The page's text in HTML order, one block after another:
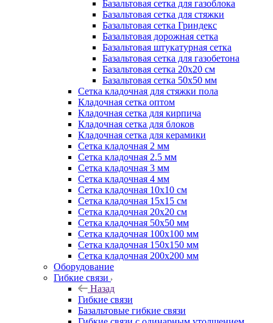
Базальтовая сетка для газоблока
Базальтовая сетка для стяжки
Базальтовая сетка Гриндекс
Базальтовая дорожная сетка
Базальтовая штукатурная сетка
Базальтовая сетка для газобетона
Базальтовая сетка 20x20 см
Базальтовая сетка 50x50 мм
Сетка кладочная для стяжки пола
Кладочная сетка оптом
Кладочная сетка для кирпича
Кладочная сетка для блоков
Кладочная сетка для керамики
Сетка кладочная 2 мм
Сетка кладочная 2.5 мм
Сетка кладочная 3 мм
Сетка кладочная 4 мм
Сетка кладочная 10x10 см
Сетка кладочная 15x15 см
Сетка кладочная 20x20 см
Сетка кладочная 50x50 мм
Сетка кладочная 100x100 мм
Сетка кладочная 150x150 мм
Сетка кладочная 200x200 мм
Оборудование
Гибкие связи
Назад
Гибкие связи
Базальтовые гибкие связи